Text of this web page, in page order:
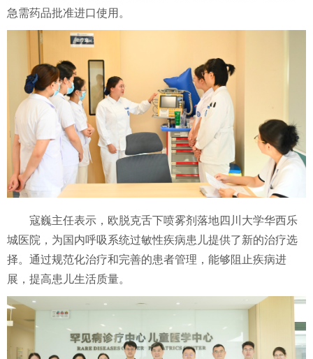
急需药品批准进口使用。
寇巍主任表示，欧脱克舌下喷雾剂落地四川大学华西乐
城医院，为国内呼吸系统过敏性疾病患儿提供了新的治疗选
择。通过规范化治疗和完善的患者管理，能够阻止疾病进
展，提高患儿生活质量。